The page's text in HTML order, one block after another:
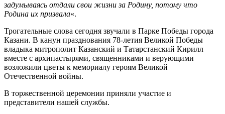
задумываясь отдали свои жизни за Родину, потому что
Родина их призвала«.
Трогательные слова сегодня звучали в Парке Победы города
Казани. В канун празднования 78-летия Великой Победы
владыка митрополит Казанский и Татарстанский Кирилл
вместе с архипастырями, священниками и верующими
возложили цветы к мемориалу героям Великой
Отечественной войны.
В торжественной церемонии приняли участие и
представители нашей службы.